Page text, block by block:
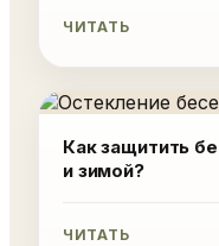
ЧИТАТЬ
Как защитить
и зимой?
ЧИТАТЬ